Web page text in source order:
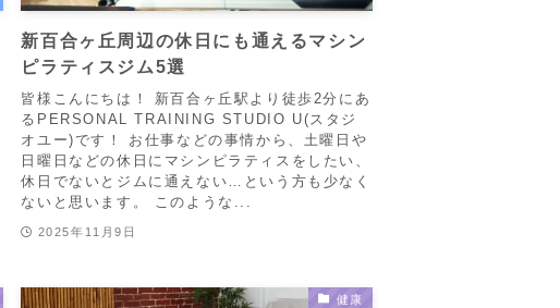
新百合ヶ丘周辺の休日にも通えるマシン
ピラティスジム5選
皆様こんにちは！ 新百合ヶ丘駅より徒歩2分にあ
るPERSONAL TRAINING STUDIO U(スタジ
オユー)です！ お仕事などの事情から、土曜日や
日曜日などの休日にマシンピラティスをしたい、
休日でないとジムに通えない…という方も少なく
ないと思います。 このような...
2025年11月9日
健康